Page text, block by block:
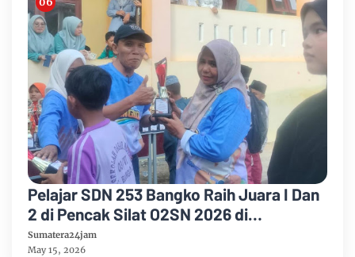
Pelajar SDN 253 Bangko Raih Juara I Dan
2 di Pencak Silat O2SN 2026 di
Kecamatan Bangko
Sumatera24jam
May 15, 2026